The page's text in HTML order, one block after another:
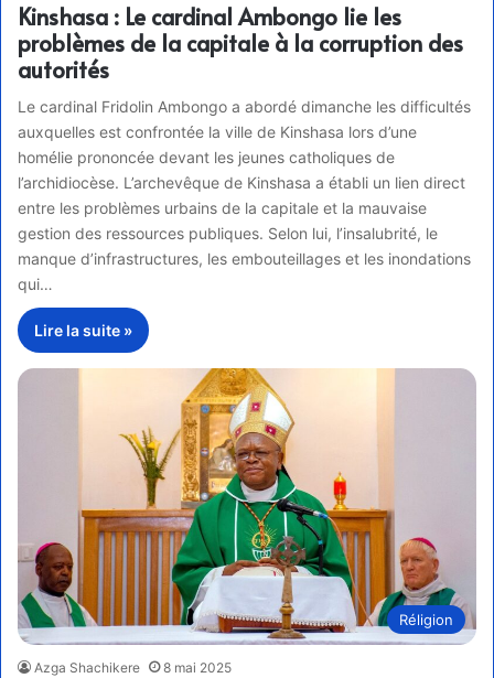
Kinshasa : Le cardinal Ambongo lie les
problèmes de la capitale à la corruption des
autorités
Le cardinal Fridolin Ambongo a abordé dimanche les difficultés
auxquelles est confrontée la ville de Kinshasa lors d’une
homélie prononcée devant les jeunes catholiques de
l’archidiocèse. L’archevêque de Kinshasa a établi un lien direct
entre les problèmes urbains de la capitale et la mauvaise
gestion des ressources publiques. Selon lui, l’insalubrité, le
manque d’infrastructures, les embouteillages et les inondations
qui…
Lire la suite »
Réligion
Azga Shachikere 8 mai 2025